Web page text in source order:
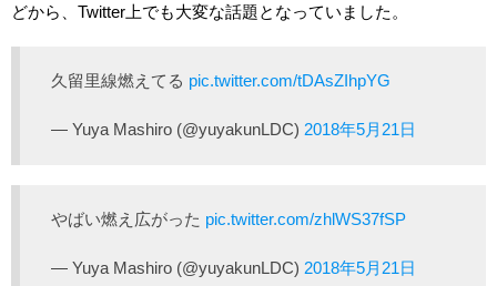
どから、Twitter上でも大変な話題となっていました。
久留里線燃えてる pic.twitter.com/tDAsZIhpYG
— Yuya Mashiro (@yuyakunLDC) 2018年5月21日
やばい燃え広がった pic.twitter.com/zhlWS37fSP
— Yuya Mashiro (@yuyakunLDC) 2018年5月21日